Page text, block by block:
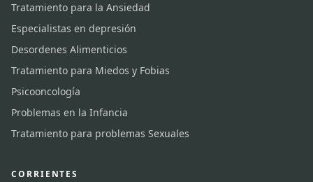
Tratamiento para la Ansiedad
Especialistas en depresión
Desordenes Alimenticios
Tratamiento para Miedos y Fobias
Psicooncología
Problemas en la Infancia
Tratamiento para problemas Sexuales
CORRIENTES